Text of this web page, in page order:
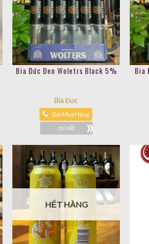
Bia Đức Đen Woletrs Black 5%
Bia Đức
Gọi Mua Hàng
chi tiết
Bia
HẾT HÀNG